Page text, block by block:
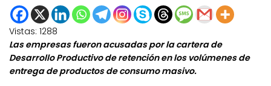
Vistas: 1288
Las empresas fueron acusadas por la cartera de
Desarrollo Productivo de retención en los volúmenes de
entrega de productos de consumo masivo.